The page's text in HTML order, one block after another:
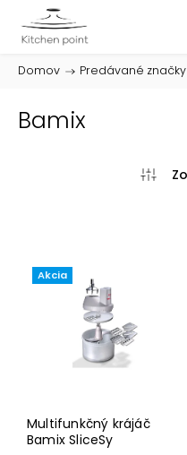
Domov / Predávané značky
Bamix
Akcia
Multifunkčný krájáč
Bamix SliceSy